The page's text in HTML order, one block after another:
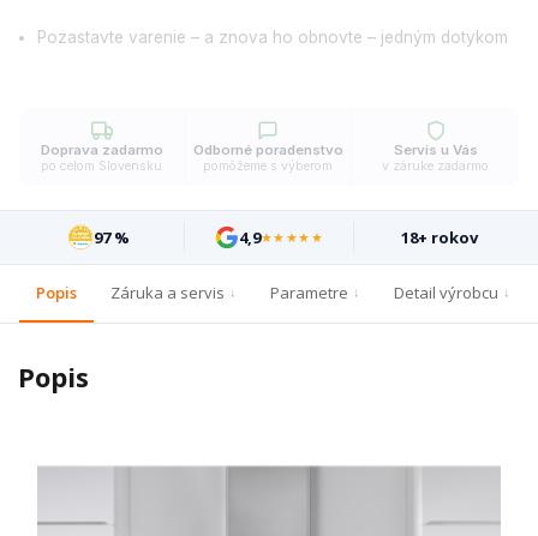
Pozastavte varenie – a znova ho obnovte – jedným dotykom
Doprava zadarmo
po celom Slovensku
Odborné poradenstvo
pomôžeme s výberom
Servis u Vás
v záruke zadarmo
97 % 4,9★★★★★ 18+ rokov
Popis Záruka a servis Parametre Detail výrobcu
Popis